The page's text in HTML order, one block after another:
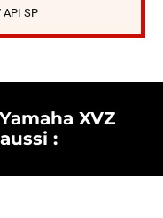
API SP
XVZ
: